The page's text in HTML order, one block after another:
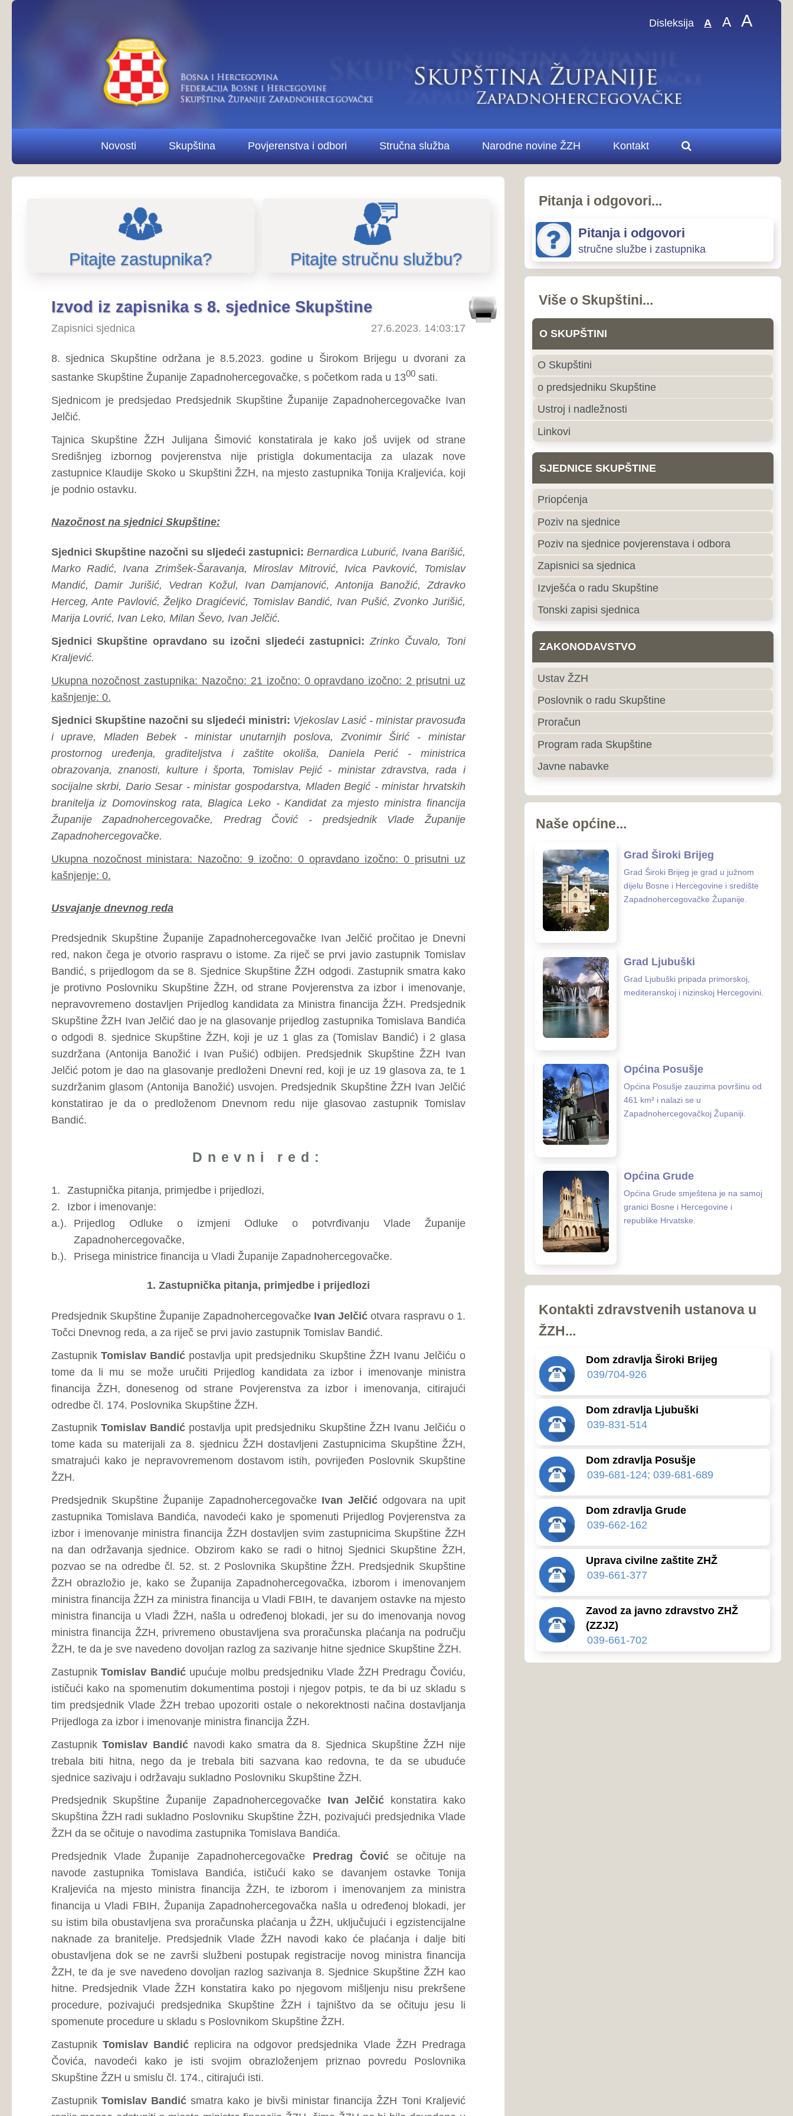
Pitajte zastupnika? Pitajte stručnu službu?
Zapisnici sjednica 27.6.2023. 14:03:17
sastanke Skupštine Županije Zapadnohercegovačke, s početkom rada u 13 sati.
Jelčić.
Tajnica Skupštine ŽZH Julijana Šimović konstatirala je kako još uvijek od strane
Središnjeg izbornog povjerenstva nije pristigla dokumentacija za ulazak nove
zastupnice Klaudije Skoko u Skupštini ŽZH, na mjesto zastupnika Tonija Kraljevića, koji
Nazočnost na sjednici Skupštine:
Sjednici Skupštine nazočni su sljedeći zastupnici: Bernardica Luburić, Ivana Barišić,
Marko Radić, Ivana Zrimšek-Šaravanja, Miroslav Mitrović, Ivica Pavković, Tomislav
Mandić, Damir Jurišić, Vedran Kožul, Ivan Damjanović, Antonija Banožić, Zdravko
Herceg, Ante Pavlović, Željko Dragićević, Tomislav Bandić, Ivan Pušić, Zvonko Jurišić,
Marija Lovrić, Ivan Leko, Milan Ševo, Ivan Jelčić.
Kraljević.
kašnjenje: 0.
Sjednici Skupštine nazočni su sljedeći ministri:
Vjekoslav Lasić - ministar pravosuđa
i uprave, Mladen Bebek - ministar unutarnjih poslova, Zvonimir Širić - ministar
prostornog uređenja, graditeljstva i zaštite okoliša, Daniela Perić - ministrica
obrazovanja, znanosti, kulture i športa, Tomislav Pejić - ministar zdravstva, rada i
branitelja iz Domovinskog rata, Blagica Leko - Kandidat za mjesto ministra financija
Županije Zapadnohercegovačke, Predrag Čović - predsjednik Vlade Županije
Ukupna nozočnost ministara: Nazočno: 9 izočno: 0 opravdano izočno: 0 prisutni uz
kašnjenje: 0.
Usvajanje dnevnog reda
Predsjednik Skupštine Županije Zapadnohercegovačke Ivan Jelčić pročitao je Dnevni
red, nakon čega je otvorio raspravu o istome. Za riječ se prvi javio zastupnik Tomislav
Bandić, s prijedlogom da se 8. Sjednice Skupštine ŽZH odgodi. Zastupnik smatra kako
je protivno Poslovniku Skupštine ŽZH, od strane Povjerenstva za izbor i imenovanje,
nepravovremeno dostavljen Prijedlog kandidata za Ministra financija ŽZH. Predsjednik
Skupštine ŽZH Ivan Jelčić dao je na glasovanje prijedlog zastupnika Tomislava Bandića
o odgodi 8. sjednice Skupštine ŽZH, koji je uz 1 glas za (Tomislav Bandić) i 2 glasa
suzdržana (Antonija Banožić i Ivan Pušić) odbijen. Predsjednik Skupštine ŽZH Ivan
Jelčić potom je dao na glasovanje predloženi Dnevni red, koji je uz 19 glasova za, te 1
suzdržanim glasom (Antonija Banožić) usvojen. Predsjednik Skupštine ŽZH Ivan Jelčić
konstatirao je da o predloženom Dnevnom redu nije glasovao zastupnik Tomislav
Zastupnička pitanja, primjedbe i prijedlozi,
Izbor i imenovanje:
Prijedlog Odluke o izmjeni Odluke o potvrđivanju Vlade Županije
Zapadnohercegovačke,
b.).
Prisega ministrice financija u Vladi Županije Zapadnohercegovačke.
1. Zastupnička pitanja, primjedbe i prijedlozi
Predsjednik Skupštine Županije ZapadnohercegovačkeIvan Jelčićotvara raspravu o 1.
Točci Dnevnog reda, a za riječ se prvi javio zastupnik Tomislav Bandić.
ZastupnikTomislav Bandićpostavlja upit predsjedniku Skupštine ŽZH Ivanu Jelčiću o
tome da li mu se može uručiti Prijedlog kandidata za izbor i imenovanje ministra
financija ŽZH, donesenog od strane Povjerenstva za izbor i imenovanja, citirajući
odredbe čl. 174. Poslovnika Skupštine ŽZH.
tome kada su materijali za 8. sjednicu ŽZH dostavljeni Zastupnicima Skupštine ŽZH,
zastupnika Tomislava Bandića, navodeći kako je spomenuti Prijedlog Povjerenstva za
izbor i imenovanje ministra financija ŽZH dostavljen svim zastupnicima Skupštine ŽZH
na dan održavanja sjednice. Obzirom kako se radi o hitnoj Sjednici Skupštine ŽZH,
pozvao se na odredbe čl. 52. st. 2 Poslovnika Skupštine ŽZH. Predsjednik Skupštine
ministra financija ŽZH za ministra financija u Vladi FBIH, te davanjem ostavke na mjesto
ministra financija u Vladi ŽZH, našla u određenoj blokadi, jer su do imenovanja novog
ŽZH, te da je sve navedeno dovoljan razlog za sazivanje hitne sjednice Skupštine ŽZH.
ZastupnikTomislav Bandić upućuje molbu predsjedniku Vlade ŽZH Predragu Čoviću,
ističući kako na spomenutim dokumentima postoji i njegov potpis, te da bi uz skladu s
tim predsjednik Vlade ŽZH trebao upozoriti ostale o nekorektnosti načina dostavljanja
Prijedloga za izbor i imenovanje ministra financija ŽZH.
ZastupnikTomislav Bandić
navodi kako smatra da 8. Sjednica Skupštine ŽZH nije
trebala biti hitna, nego da je trebala biti sazvana kao redovna, te da se ubuduće
sjednice sazivaju i održavaju sukladno Poslovniku Skupštine ŽZH.
Predsjednik Skupštine Županije ZapadnohercegovačkeIvan Jelčićkonstatira kako
ŽZH da se očituje o navodima zastupnika Tomislava Bandića.
navode zastupnika Tomislava Bandića, ističući kako se davanjem ostavke Tonija
Kraljevića na mjesto ministra financija ŽZH, te izborom i imenovanjem za ministra
financija u Vladi FBIH, Županija Zapadnohercegovačka našla u određenoj blokadi, jer
su istim bila obustavljena sva proračunska plaćanja u ŽZH, uključujući i egzistencijalne
naknade za branitelje. Predsjednik Vlade ŽZH navodi kako će plaćanja i dalje biti
obustavljena dok se ne završi službeni postupak registracije novog ministra financija
ŽZH, te da je sve navedeno dovoljan razlog sazivanja 8. Sjednice Skupštine ŽZH kao
hitne. Predsjednik Vlade ŽZH konstatira kako po njegovom mišljenju nisu prekršene
procedure, pozivajući predsjednika Skupštine ŽZH i tajništvo da se očituju jesu li
spomenute procedure u skladu s Poslovnikom Skupštine ŽZH.
ZastupnikTomislav Bandićreplicira na odgovor predsjednika Vlade ŽZH Predraga
Čovića, navodeći kako je isti svojim obrazloženjem priznao povredu Poslovnika
Zastupnik
smatra kako je bivši ministar financija ŽZH Toni Kraljević
ranije mogao odstupiti s mjesta ministra financija ŽZH, čime ŽZH ne bi bila dovedena u
stanje blokade i hitnosti prilikom održavanja Sjednice Skupštine ŽZH.
Predsjednik Skupštine Županije ZapadnohercegovačkeIvan Jelčićkonstatira kako
dosadašnji ministar financija ŽZH nije mogao dati ostavku prije izbora za ministra
financija u Vladi FBIH, te kako će egzistencijalne naknade za branitelje biti isplaćene na
vrijeme.
ZastupnikZvonko Jurišićupućuje opasku predsjedniku Skupštine ŽZH, navodeći kako
smatra da je 8. Sjednica Skupštine ŽZH trebala biti sazvana za dan 05.svibnja 2023.
godine, iz razloga što žurnije isplate egzistencijalnih braniteljskih naknada, a budući da
se bez ministra financija ne mogu vršiti nikakva proračunska plaćanja u ŽZH, sve
navedeno je dovoljan razlog sa sazivanje 8. sjednice Skupštine ŽZH kao hitne, na čijem
je Dnevnom redu Prijedlog Odluke o izmjeni Odluke o imenovanju Vlade ŽZH.
Zastupnik
Zvonko Jurišić
upućuje inicijativu da se na službene Stranice Vlade ŽZH,
Skupštine ŽZH i svih ministarstava Vlade ŽZH, postave kratki životopisi predsjednika
Vlade ŽZH, ministara u Vladi ŽZH, te svih savjetnika ministara u Vladi ŽZH, kako bi
svekolika javnost bila dovoljno upućena o istima.
ZastupnikZvonko Jurišićkomentira odgovor ministra unutarnjih poslova ŽZH Mladena
Bebeka upućenog na zastupnikovo pitanje sa 7. Sjednice Skupštine ŽZH, vezano za
dvostruko ubojstvo u Gorici (Grude), navodeći kako je ministar izrazio zadovoljstvo
zatvorskom kaznom od 31 godine za počinitelja kaznenog djela ubojstva.
Zastupnik
Zvonko Jurišić
postavlja upit ministru unutarnjih poslova ŽZH o tome, zašto
sukladno smjenama u Policijskim upravama u Posušju i Ljubuškom, iste nisu učinjene u
Policijskim upravama u Grudama i Širokom Brijegu, te da li su iste rezultat ministrovog
nezadovoljstva dosadašnjim radom policijskih službenika.
Ministar unutarnjih poslovaMladen Bebekodgovara na upit zastupnika Zvonke
Jurišića, s molbom da ga se prilikom citiranja točno citira, negirajući zadovoljstvo
presudom zatvorske kazne od 31 godine za počinitelja kaznenog djela ubojstva u Gorici
(Grude), navodeći kako je prilikom odgovaranja na pitanje sa 7. sjednice Skupštine ŽZH
samo konstatirao da je počinitelj osuđen na 31 godinu zatvorske kazne. Ministar
ponavlja kako postoji mogućnost uvida u Izvješće unutarnje kontrole o mogućim
Pitanja i odgovori...
stručne službe i zastupnika
O SKUPŠTINI
o predsjedniku Skupštine
Ustroj i nadležnosti
SJEDNICE SKUPŠTINE
Priopćenja
Poziv na sjednice povjerenstava i odbora
Zapisnici sa sjednica
Izvješća o radu Skupštine
Program rada Skupštine
Grad Široki Brijeg
Grad Široki Brijeg je grad u južnom
dijelu Bosne i Hercegovine i središte
Zapadnohercegovačke Županije.
Grad Ljubuški
mediteranskoj i nizinskoj Hercegovini.
Općina Posušje
Općina Posušje zauzima površinu od
461 km² i nalazi se u
Zapadnohercegovačkoj Županiji.
Općina Grude
granici Bosne i Hercegovine i
republike Hrvatske.
Kontakti zdravstvenih ustanova u
ŽZH...
Dom zdravlja Široki Brijeg
Dom zdravlja Ljubuški
Uprava civilne zaštite ZHŽ
Zavod za javno zdravstvo ZHŽ